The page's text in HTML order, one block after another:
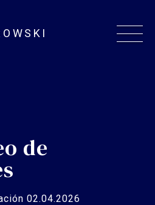
de
02.04.2026